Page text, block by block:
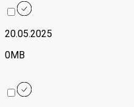
20.05.2025
0MB